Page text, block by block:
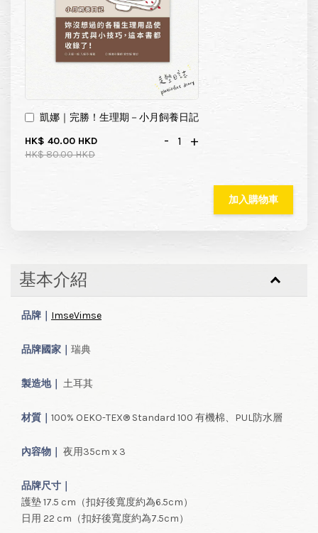
凱娜｜完勝！生理期－小月飼養日記
HK$ 40.00 HKD
HK$ 80.00 HKD
- +
加入購物車
基本介紹
品牌｜ ImseVimse
品牌國家｜ 瑞典
製造地｜ 土耳其
材質｜ 100% OEKO-TEX® Standard 100 有機棉、PUL防水層
內容物｜ 夜用35cm x 3
品牌尺寸｜
護墊 17.5 cm（扣好後寬度約為6.5cm）
日用 22 cm（扣好後寬度約為7.5cm）